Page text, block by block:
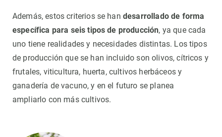
Además, estos criterios se han desarrollado de forma
específica para seis tipos de producción, ya que cada
uno tiene realidades y necesidades distintas. Los tipos
de producción que se han incluido son olivos, cítricos y
frutales, viticultura, huerta, cultivos herbáceos y
ganadería de vacuno, y en el futuro se planea
ampliarlo con más cultivos.